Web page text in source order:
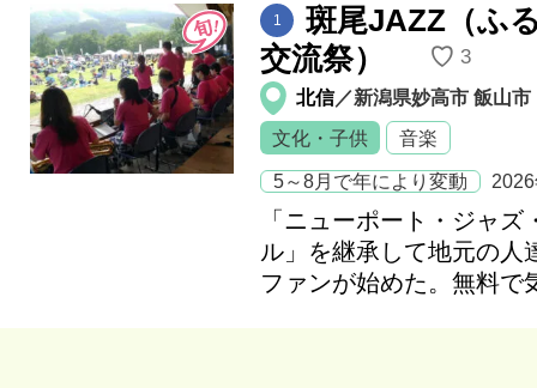
1
斑尾JAZZ（ふ
交流祭）
♡ 3
北信／新潟県妙高市 飯山市
文化・子供
音楽
5～8月で年により変動
「ニューポート・ジャ
ル」を継承して地元の人
ファンが始めた。無料で